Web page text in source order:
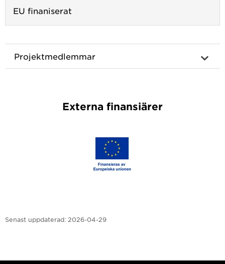
EU finaniserat
Projektmedlemmar
Externa finansiärer
Senast uppdaterad: 2026-04-29